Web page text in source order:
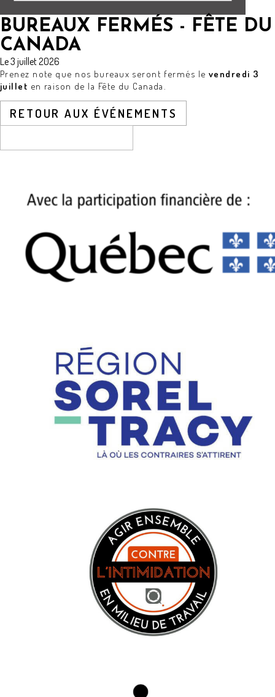
BUREAUX FERMÉS - FÊTE DU
CANADA
Le 3 juillet 2026
Prenez note que nos bureaux seront fermés le vendredi 3
juillet en raison de la Fête du Canada.
RETOUR AUX ÉVÉNEMENTS